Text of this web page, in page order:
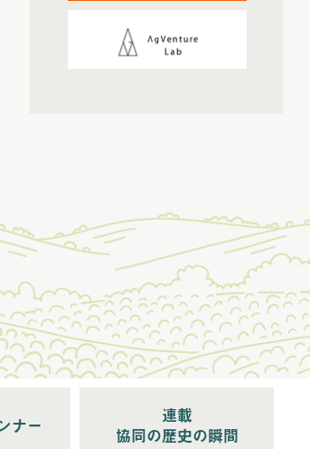
2026年3月配信 (5)
ナー
連載
協同の歴史の瞬間